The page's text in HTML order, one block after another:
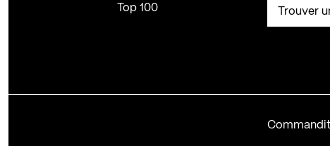
Top 100 Trouver